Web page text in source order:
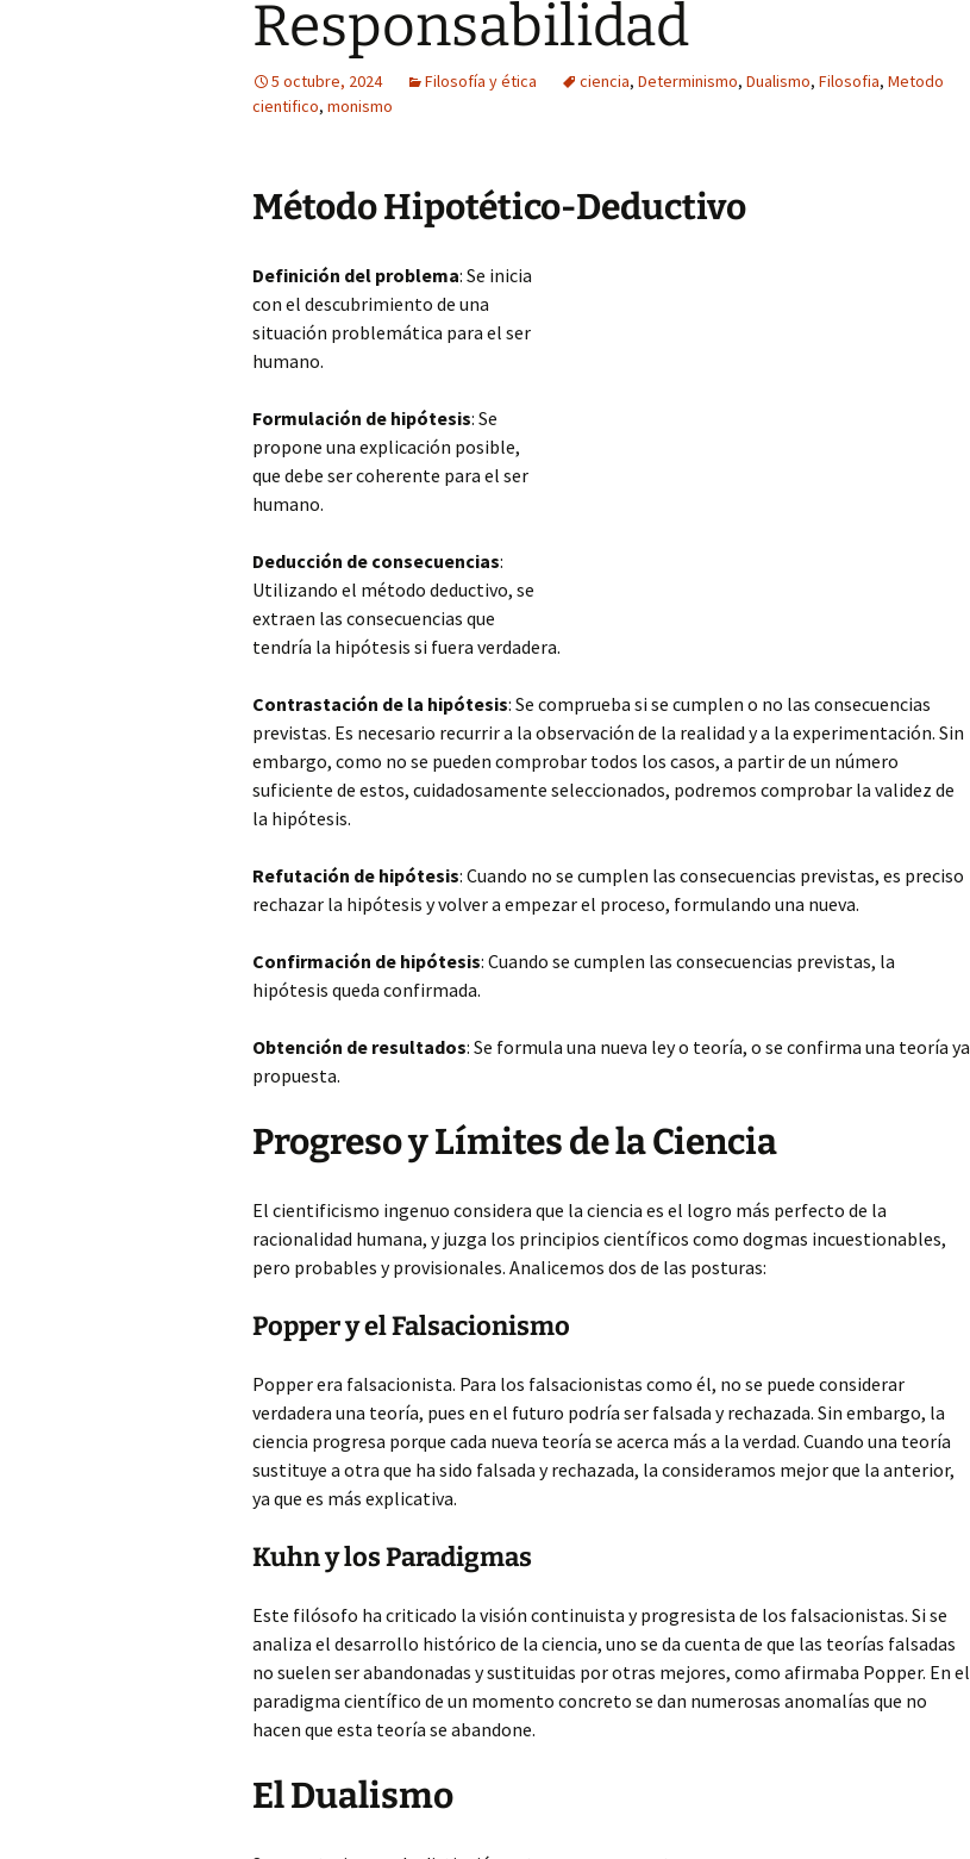
Responsabilidad
5 octubre, 2024 Filosofía y ética ciencia, Determinismo, Dualismo, Filosofia, Metodo
cientifico, monismo
Método Hipotético-Deductivo
Definición del problema: Se inicia
con el descubrimiento de una
situación problemática para el ser
humano.
Formulación de hipótesis: Se
propone una explicación posible,
que debe ser coherente para el ser
humano.
Deducción de consecuencias:
Utilizando el método deductivo, se
extraen las consecuencias que
tendría la hipótesis si fuera verdadera.
Contrastación de la hipótesis: Se comprueba si se cumplen o no las consecuencias
previstas. Es necesario recurrir a la observación de la realidad y a la experimentación. Sin
embargo, como no se pueden comprobar todos los casos, a partir de un número
suficiente de estos, cuidadosamente seleccionados, podremos comprobar la validez de
la hipótesis.
Refutación de hipótesis: Cuando no se cumplen las consecuencias previstas, es preciso
rechazar la hipótesis y volver a empezar el proceso, formulando una nueva.
Confirmación de hipótesis: Cuando se cumplen las consecuencias previstas, la
hipótesis queda confirmada.
Obtención de resultados: Se formula una nueva ley o teoría, o se confirma una teoría ya
propuesta.
Progreso y Límites de la Ciencia
El cientificismo ingenuo considera que la ciencia es el logro más perfecto de la
racionalidad humana, y juzga los principios científicos como dogmas incuestionables,
pero probables y provisionales. Analicemos dos de las posturas:
Popper y el Falsacionismo
Popper era falsacionista. Para los falsacionistas como él, no se puede considerar
verdadera una teoría, pues en el futuro podría ser falsada y rechazada. Sin embargo, la
ciencia progresa porque cada nueva teoría se acerca más a la verdad. Cuando una teoría
sustituye a otra que ha sido falsada y rechazada, la consideramos mejor que la anterior,
ya que es más explicativa.
Kuhn y los Paradigmas
Este filósofo ha criticado la visión continuista y progresista de los falsacionistas. Si se
analiza el desarrollo histórico de la ciencia, uno se da cuenta de que las teorías falsadas
no suelen ser abandonadas y sustituidas por otras mejores, como afirmaba Popper. En el
paradigma científico de un momento concreto se dan numerosas anomalías que no
hacen que esta teoría se abandone.
El Dualismo